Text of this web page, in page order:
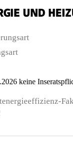
UND
keine